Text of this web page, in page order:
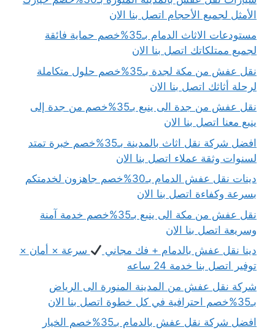
الأمثل لجميع الأحجام اتصل بنا الان
مستودعات الاثاث الدمام بـ35%خصم حماية فائقة
لجميع ممتلكاتك اتصل بنا الان
نقل عفش من مكة لجدة بـ35%خصم حلول متكاملة
لرحلة أثاثك اتصل بنا الان
نقل عفش من جدة الى ينبع بـ35%خصم من جدة إلى
ينبع معنا اتصل بنا الان
افضل شركة نقل اثاث بالمدينة بـ35%خصم خبرة تمتد
لسنوات وثقة عملاء اتصل بنا الان
دينات نقل عفش الدمام بـ30%خصم جاهزون لخدمتكم
بسرعة وكفاءة اتصل بنا الان
نقل عفش من مكة الى ينبع بـ35%خصم خدمة آمنة
وسريعة اتصل بنا الان
دينا نقل عفش بالدمام + فك مجاني
سرعة × أمان ×
توفير اتصل بنا خدمة 24 ساعه
شركة نقل عفش من المدينة المنورة الى الرياض
بـ35%خصم احترافية في كل خطوة اتصل بنا الان
افضل شركة نقل عفش بالدمام بـ35%خصم الخيار